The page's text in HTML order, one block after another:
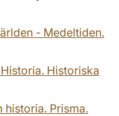
- Medeltiden.
Historiska
historia. Prisma.